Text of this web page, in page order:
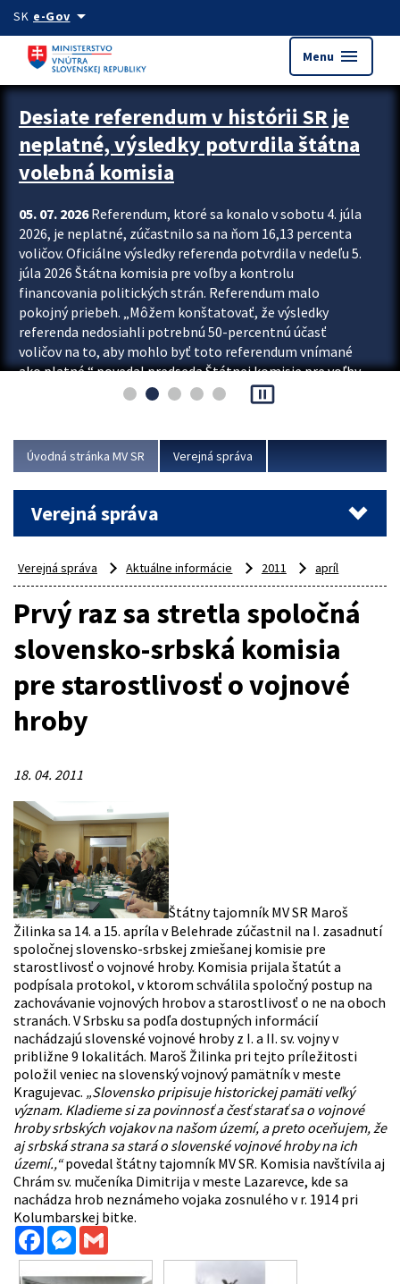
Preskocit na hlavný obsah
SK e-Govarrow_drop_down
Menu menu
Zastavit automatický posun upútavok
Desiate referendum v histórii SR je
neplatné, výsledky potvrdila štátna
volebná komisia
05. 07. 2026Referendum, ktoré sa konalo v sobotu 4. júla
2026, je neplatné, zúčastnilo sa na ňom 16,13 percenta
voličov. Oficiálne výsledky referenda potvrdila v nedeľu 5.
júla 2026 Štátna komisia pre voľby a kontrolu
financovania politických strán. Referendum malo
pokojný priebeh. „Môžem konštatovať, že výsledky
referenda nedosiahli potrebnú 50-percentnú účasť
voličov na to, aby mohlo byť toto referendum vnímané
ako platné,“ povedal predseda Štátnej komisie pre voľby
a kontrolu financovania politických...
pause_presentation
Úvodná stránka MV SR Verejná správa
Verejná správa
Verejná správa Aktuálne informácie 2011 apríl
Prvý raz sa stretla spoločná
slovensko-srbská komisia
pre starostlivosť o vojnové
hroby
18. 04. 2011
Štátny tajomník MV SR Maroš
Žilinka sa 14. a 15. apríla v Belehrade zúčastnil na I. zasadnutí
spoločnej slovensko-srbskej zmiešanej komisie pre
starostlivosť o vojnové hroby. Komisia prijala štatút a
podpísala protokol, v ktorom schválila spoločný postup na
zachovávanie vojnových hrobov a starostlivosť o ne na oboch
stranách. V Srbsku sa podľa dostupných informácií
nachádzajú slovenské vojnové hroby z I. a II. sv. vojny v
približne 9 lokalitách. Maroš Žilinka pri tejto príležitosti
položil veniec na slovenský vojnový pamätník v meste
Kragujevac. „Slovensko pripisuje historickej pamäti veľký
význam. Kladieme si za povinnosť a česť starať sa o vojnové
hroby srbských vojakov na našom území, a preto oceňujem, že
aj srbská strana sa stará o slovenské vojnové hroby na ich
území.,“povedal štátny tajomník MV SR. Komisia navštívila aj
Chrám sv. mučeníka Dimitrija v meste Lazarevce, kde sa
nachádza hrob neznámeho vojaka zosnulého v r. 1914 pri
Kolumbarskej bitke.
FacebookMessenger